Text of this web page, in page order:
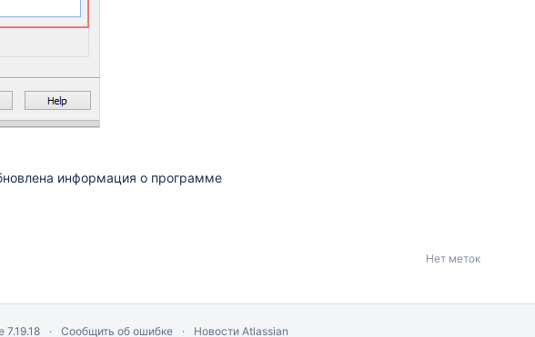
информация о программе
Нет меток
7.19.18 Сообщить об ошибке Новости Atlassian